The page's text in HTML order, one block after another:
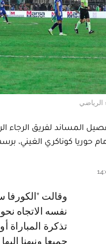
الرياضي
المساند لفريق الرجاء
كوناكري الغيني،
وقالت "الكورفا سورد" عبر بلاغ رسمي، "لا عذر بعد اليوم لأي مشجع سولت له
نفسه الاتجاه
تذكرة المباراة
جميعا ونبهنا